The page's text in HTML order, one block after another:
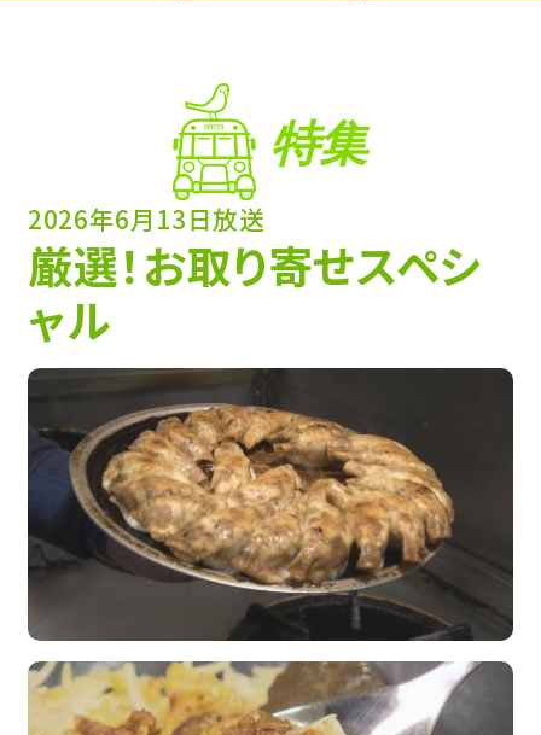
特集
2026年6月13日放送
厳選！お取り寄せスペシ
ャル